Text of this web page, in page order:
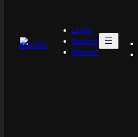
Lagen
Klubben
Matcher